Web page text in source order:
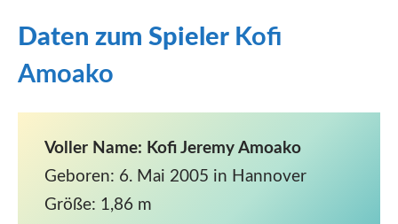
Daten zum Spieler Kofi
Amoako
Voller Name: Kofi Jeremy Amoako
Geboren: 6. Mai 2005 in Hannover
Größe: 1,86 m